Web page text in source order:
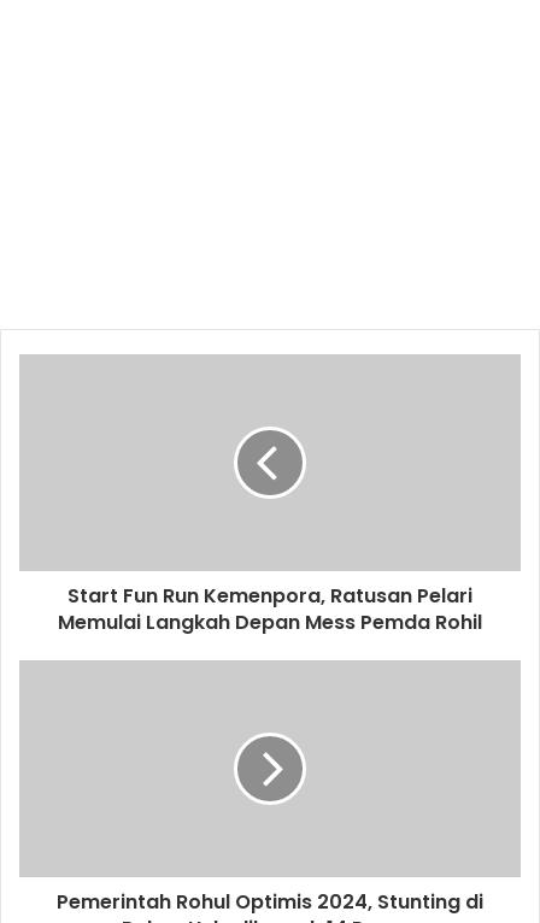
Start Fun Run Kemenpora, Ratusan Pelari
Memulai Langkah Depan Mess Pemda Rohil
Pemerintah Rohul Optimis 2024, Stunting di